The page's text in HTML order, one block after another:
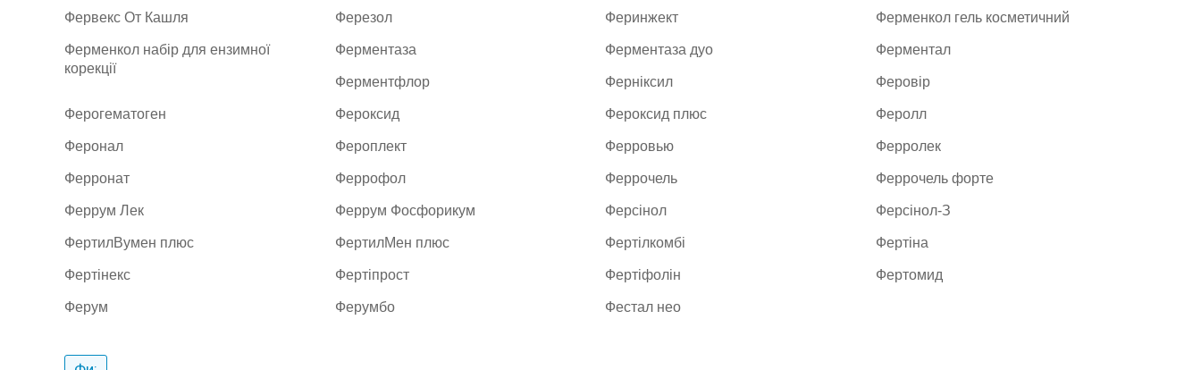
Фервекс От Кашля Ферезол Феринжект Ферменкол гель косметичний
Ферменкол набір для ензимної
корекції
Ферментаза Ферментаза дуо Ферментал
Ферментфлор Ферніксил Феровір
Ферогематоген Фероксид Фероксид плюс Феролл
Феронал Фероплект Ферровью Ферролек
Ферронат Феррофол Феррочель Феррочель форте
Феррум Лек Феррум Фосфорикум Ферсінол Ферсінол-З
ФертилВумен плюс ФертилМен плюс Фертілкомбі Фертіна
Фертінекс Фертіпрост Фертіфолін Фертомид
Ферум Ферумбо Фестал нео